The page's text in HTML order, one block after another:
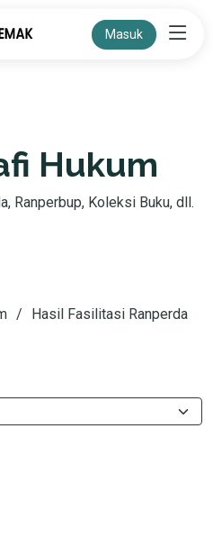
Masuk
Hukum
Ranperbup, Koleksi Buku, dll.
Hasil Fasilitasi Ranperda